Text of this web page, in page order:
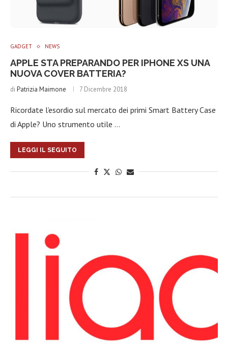
GADGET NEWS
APPLE STA PREPARANDO PER IPHONE XS UNA
NUOVA COVER BATTERIA?
di Patrizia Maimone 7 Dicembre 2018
Ricordate l’esordio sul mercato dei primi Smart Battery Case
di Apple? Uno strumento utile …
LEGGI IL SEGUITO